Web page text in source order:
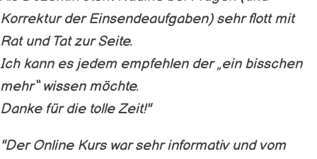
Korrektur der Einsendeaufgaben) sehr flott mit
Rat und Tat zur Seite.
Ich kann es jedem empfehlen der „ein bisschen
mehr“ wissen möchte.
Danke für die tolle Zeit!"
"Der Online Kurs war sehr informativ und vom